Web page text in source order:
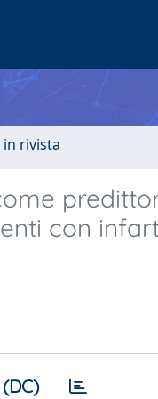
in rivista
con